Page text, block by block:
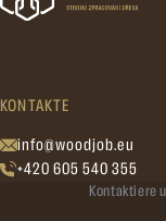
KONTAKTE
info@woodjob.eu
+420 605 540 355
Kontaktiere